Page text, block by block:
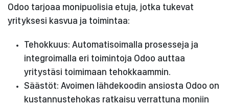
Odoo tarjoaa monipuolisia etuja, jotka tukevat
yrityksesi kasvua ja toimintaa:
Tehokkuus: Automatisoimalla prosesseja ja
integroimalla eri toimintoja Odoo auttaa
yritystäsi toimimaan tehokkaammin.
Säästöt: Avoimen lähdekoodin ansiosta Odoo on
kustannustehokas ratkaisu verrattuna moniin